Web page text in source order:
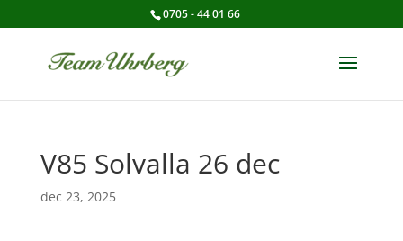
0705 - 44 01 66
V85 Solvalla 26 dec
dec 23, 2025